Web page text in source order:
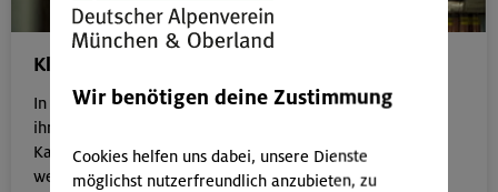
Kletterausflug planen!
In den Leihbibliotheken in unseren Servicestellen findet
ihr neben einem breiten Angebot an Bergliteratur und
Kartenmaterial auch viele Kletterführer mit Topos und
wertvollen Hinweisen.
Wir benötigen deine Zustimmung
Cookies helfen uns dabei, unsere Dienste
möglichst nutzerfreundlich anzubieten, zu